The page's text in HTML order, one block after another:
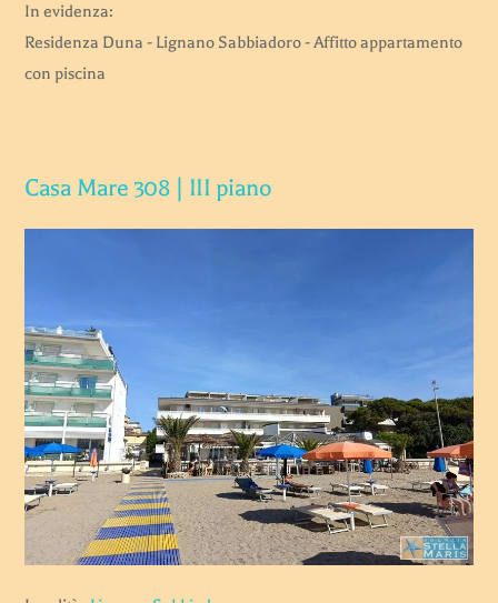
In evidenza:
Residenza Duna - Lignano Sabbiadoro - Affitto appartamento
con piscina
Casa Mare 308 | III piano